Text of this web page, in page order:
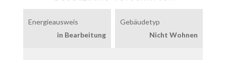
Energieausweis
in Bearbeitung
Gebäudetyp
Nicht Wohnen